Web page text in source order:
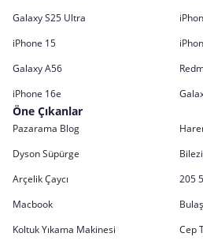
Galaxy S25 Ultra
iPhone 15
Galaxy A56
iPhone 16e
Öne Çıkanlar
Pazarama Blog
Dyson Süpürge
Arçelik Çaycı
205
Macbook
Koltuk Yıkama Makinesi
Cep